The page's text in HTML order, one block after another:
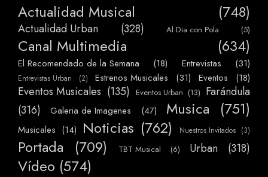
Actualidad Musical (748)
Actualidad Urban (328) Al Dia con Pola (5)
Canal Multimedia (634)
El Recomendado de la Semana (18) Entrevistas (31)
Entrevistas Urban (2) Estrenos Musicales (31) Eventos (18)
Eventos Musicales (135) Eventos Urban (13) Farándula
(316)
Galeria de Imagenes (47) Musica (751)
Musicales (14) Noticias (762) Nuestros Invitados (3)
Portada (709) TBT Musical (6) Urban (318)
Vídeo (574)